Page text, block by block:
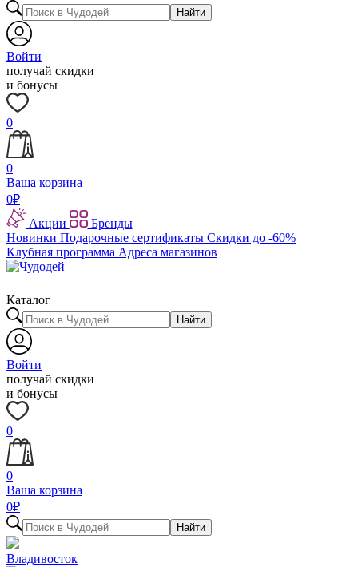
Найти
Войти
получай скидки
и бонусы
0
0
Ваша корзина
0₽
Акции
Бренды
Новинки Подарочные сертификаты Скидки до -60%
Клубная программа Адреса магазинов
Каталог
Найти
Войти
получай скидки
и бонусы
0
0
Ваша корзина
0₽
Найти
Владивосток